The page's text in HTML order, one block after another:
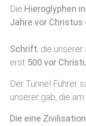
Die Hieroglyphen
Jahre vor Christus
Schrift, die
erst 500 vor
Der Tunnel Führer
unserer gab, die
Die eine